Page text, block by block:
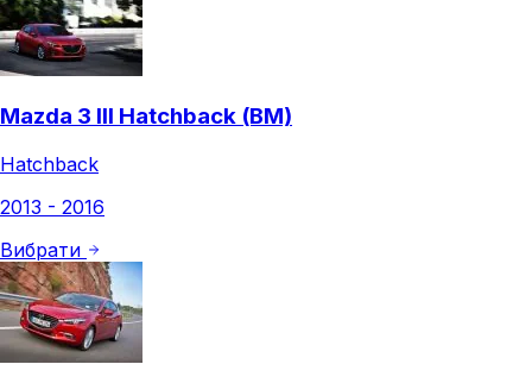
Mazda 3 III Hatchback (BM)
Hatchback
2013 - 2016
Вибрати